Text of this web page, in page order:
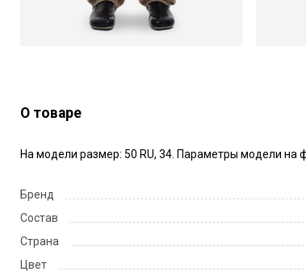
О товаре
На модели размер: 50 RU, 34. Параметры модели на
Бренд
Состав
Страна
Цвет